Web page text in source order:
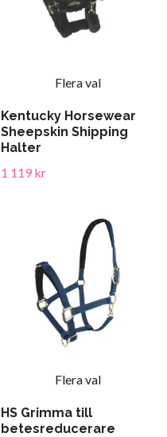
Flera val
Kentucky Horsewear
Sheepskin Shipping
Halter
1 119 kr
Flera val
HS Grimma till
betesreducerare